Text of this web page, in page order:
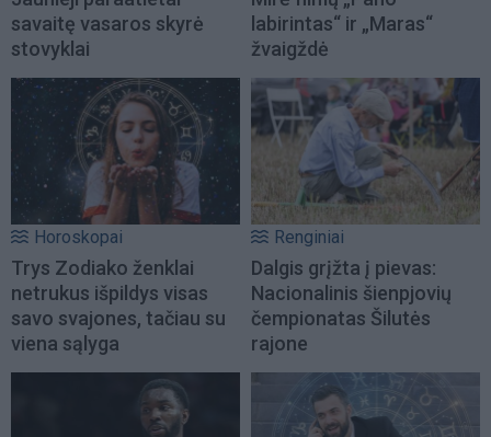
savaitę vasaros skyrė
stovyklai
labirintas“ ir „Maras“
žvaigždė
Horoskopai
Trys Zodiako ženklai
netrukus išpildys visas
savo svajones, tačiau su
viena sąlyga
Renginiai
Dalgis grįžta į pievas:
Nacionalinis šienpjovių
čempionatas Šilutės
rajone